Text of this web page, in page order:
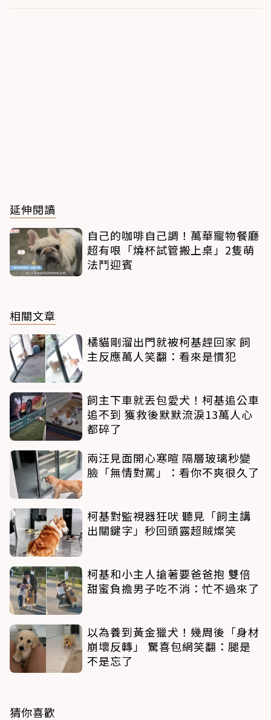
延伸閱讀
自己的咖啡自己調！萬華寵物餐廳
超有哏「燒杯試管搬上桌」2隻萌
法鬥迎賓
相關文章
橘貓剛溜出門就被柯基趕回家 飼
主反應萬人笑翻：看來是慣犯
飼主下車就丟包愛犬！柯基追公車
追不到 獲救後默默流淚13萬人心
都碎了
兩汪見面開心寒暄 隔層玻璃秒變
臉「無情對罵」：看你不爽很久了
柯基對監視器狂吠 聽見「飼主講
出關鍵字」秒回頭露超賊燦笑
柯基和小主人搶著要爸爸抱 雙倍
甜蜜負擔男子吃不消：忙不過來了
以為養到黃金獵犬！幾周後「身材
崩壞反轉」 驚喜包網笑翻：腿是
不是忘了
猜你喜歡